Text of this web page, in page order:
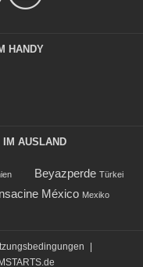
HANDY
IM AUSLAND
Beyazperde Türkei
México Mexiko